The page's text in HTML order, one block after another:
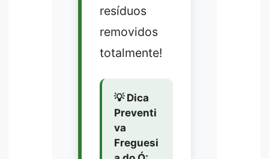
resíduos
removidos
totalmente!
💡 Dica
Preventi
va
Freguesi